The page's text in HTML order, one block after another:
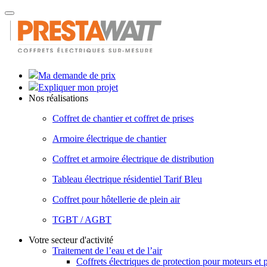
Toggle
navigation
Ma demande de prix
Expliquer mon projet
Nos réalisations
Coffret de chantier et coffret de prises
Armoire électrique de chantier
Coffret et armoire électrique de distribution
Tableau électrique résidentiel Tarif Bleu
Coffret pour hôtellerie de plein air
TGBT / AGBT
Votre secteur d'activité
Traitement de l’eau et de l’air
Coffrets électriques de protection pour moteurs et